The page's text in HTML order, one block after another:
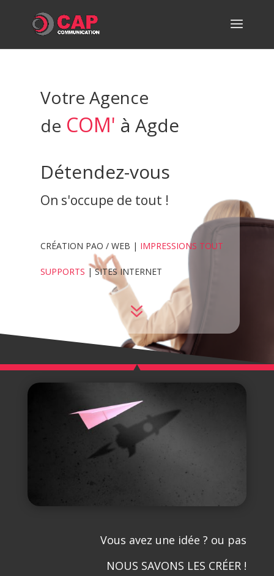
Votre Agence
de COM' à Agde
Détendez-vous
On s'occupe de tout !
CRÉATION PAO / WEB | IMPRESSIONS TOUT
SUPPORTS | SITES INTERNET
7
Vous avez une idée ? ou pas
NOUS SAVONS LES CRÉER !